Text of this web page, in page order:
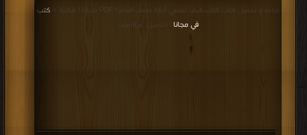
قراءة و تحميل كتاب كتاب كيف تقضي أجازة نصف العام؟ PDF مجانا | مكتبة >
كتب
في مجانا | التحميل : مرة/مرات